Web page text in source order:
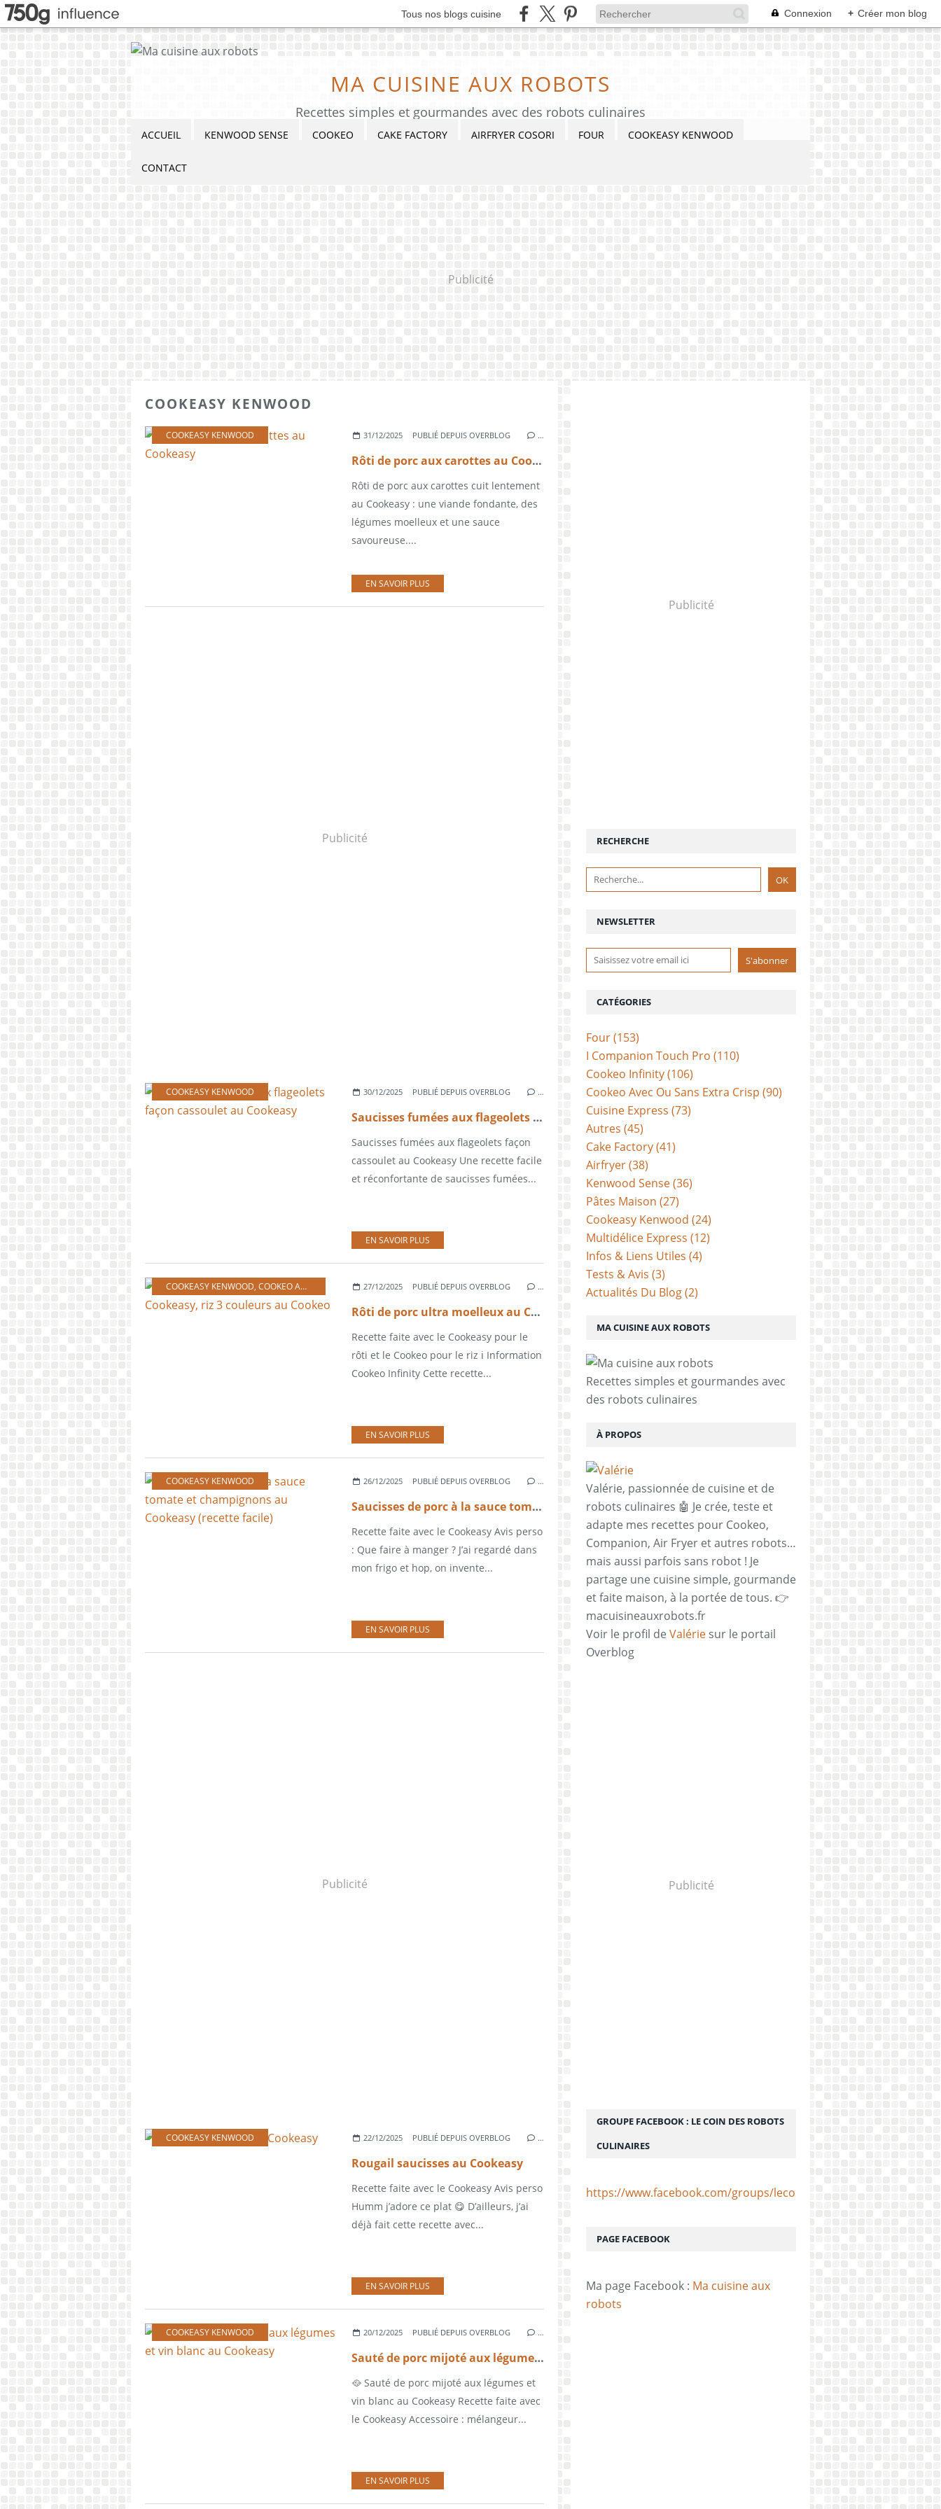
Tous nos blogs cuisine Connexion + Créer mon blog
MA CUISINE AUX ROBOTS
Recettes simples et gourmandes avec des robots culinaires
ACCUEIL KENWOOD SENSE COOKEO CAKE FACTORY AIRFRYER COSORI FOUR COOKEASY KENWOOD
CONTACT
Publicité
COOKEASY KENWOOD
COOKEASY KENWOOD 31/12/2025 PUBLIÉ DEPUIS OVERBLOG …
Rôti de porc aux carottes au Cookeasy
Rôti de porc aux carottes cuit lentement
au Cookeasy : une viande fondante, des
légumes moelleux et une sauce
savoureuse....
EN SAVOIR PLUS
Publicité
COOKEASY KENWOOD 30/12/2025 PUBLIÉ DEPUIS OVERBLOG …
Saucisses fumées aux flageolets façon cassoulet au Cookeasy
Saucisses fumées aux flageolets façon
cassoulet au Cookeasy Une recette facile
et réconfortante de saucisses fumées...
EN SAVOIR PLUS
COOKEASY KENWOOD, COOKEO AVEC OU SANS EXTRA CRISP 27/12/2025 PUBLIÉ DEPUIS OVERBLOG …
Rôti de porc ultra moelleux au Cookeasy, riz 3 couleurs au Cookeo
Recette faite avec le Cookeasy pour le
rôti et le Cookeo pour le riz ℹ️ Information
Cookeo Infinity Cette recette...
EN SAVOIR PLUS
COOKEASY KENWOOD 26/12/2025 PUBLIÉ DEPUIS OVERBLOG …
Saucisses de porc à la sauce tomate et champignons au Cookeasy (recette facile)
Recette faite avec le Cookeasy Avis perso
: Que faire à manger ? J’ai regardé dans
mon frigo et hop, on invente...
EN SAVOIR PLUS
Publicité
COOKEASY KENWOOD 22/12/2025 PUBLIÉ DEPUIS OVERBLOG …
Rougail saucisses au Cookeasy
Recette faite avec le Cookeasy Avis perso
Humm j’adore ce plat 😋 D’ailleurs, j’ai
déjà fait cette recette avec...
EN SAVOIR PLUS
COOKEASY KENWOOD 20/12/2025 PUBLIÉ DEPUIS OVERBLOG …
Sauté de porc mijoté aux légumes et vin blanc au Cookeasy
🥘 Sauté de porc mijoté aux légumes et
vin blanc au Cookeasy Recette faite avec
le Cookeasy Accessoire : mélangeur...
EN SAVOIR PLUS
Publicité
NEWSLETTER
RECHERCHE
MA CUISINE AUX ROBOTS
Recettes simples et gourmandes avec
des robots culinaires
À PROPOS
Valérie, passionnée de cuisine et de
robots culinaires 🤖 Je crée, teste et
adapte mes recettes pour Cookeo,
Companion, Air Fryer et autres robots…
mais aussi parfois sans robot ! Je
partage une cuisine simple, gourmande
et faite maison, à la portée de tous. 👉
macuisineauxrobots.fr
Voir le profil de Valérie sur le portail
Overblog
Publicité
CATÉGORIES
Four(153)
I Companion Touch Pro (110)
Cookeo Infinity(106)
Cookeo Avec Ou Sans Extra Crisp (90)
Cuisine Express (73)
Autres (45)
Cake Factory(41)
Airfryer(38)
Kenwood Sense(36)
Pâtes Maison (27)
Cookeasy Kenwood (24)
Multidélice Express (12)
Infos & Liens Utiles (4)
Tests & Avis (3)
Actualités Du Blog(2)
PAGE FACEBOOK
Ma page Facebook : Ma cuisine aux
robots
GROUPE FACEBOOK : LE COIN DES ROBOTS
CULINAIRES
https://www.facebook.com/groups/lecoindesrobotsculinaires